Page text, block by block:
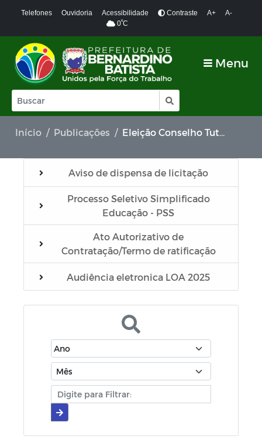
Telefones Ouvidoria Acessibilidade Contraste A+
A-
0ºC
Menu
Início Publicações Eleição Conselho Tutelar 2023
Aviso de dispensa de licitação
Processo Seletivo Simplificado
Educação - PSS
Ato Autorizativo de
Contratação/Termo de ratificação
Audiência eletronica LOA 2025
Editais
Manuais
Diário oficial
Cartilhas